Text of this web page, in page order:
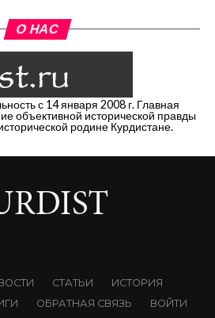
О НАС
с 14 января 2008 г. Главная
объективной исторической правды
родине Курдистане.
СТАТЬИ
ИСТОРИЯ
ОБРАТНАЯ СВЯЗЬ ВОЙТИ